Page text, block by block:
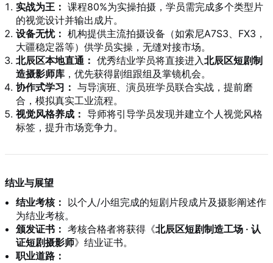
实战为王： 课程80%为实操拍摄，学员需完成多个类型片
的视觉设计并输出成片。
设备无忧： 机构提供主流拍摄设备（如索尼A7S3、FX3，
大疆稳定器等）供学员实操，无缝对接市场。
北辰区本地直通： 优秀结业学员将直接进入北辰区短剧制
造摄影师库 ，优先获得剧组跟组及掌镜机会。
协作式学习： 与导演班、演员班学员联合实战，提前磨
合，模拟真实工业流程。
视觉风格养成： 导师将引导学员发现并建立个人视觉风格
标签，提升市场竞争力。
结业与展望
结业考核： 以个人/小组完成的短剧片段成片及摄影阐述作
为结业考核。
颁发证书： 考核合格者将获得《北辰区短剧制造工场 · 认
证短剧摄影师》结业证书。
职业道路：